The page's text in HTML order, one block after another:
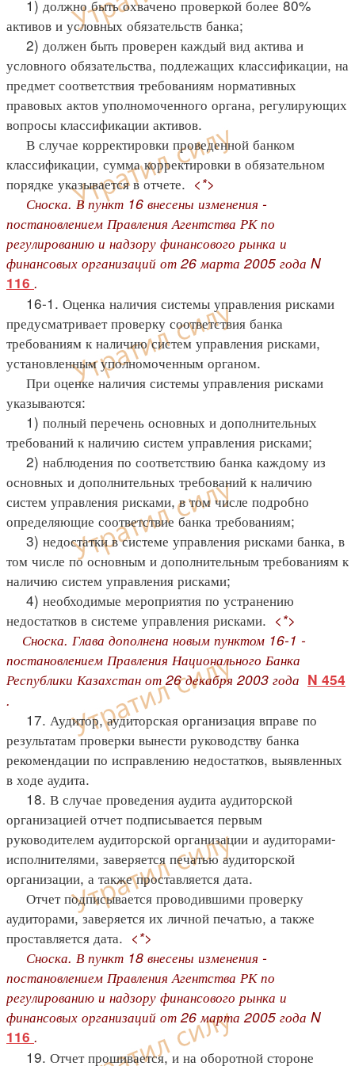
1) должно быть охвачено проверкой более 80%
активов и условных обязательств банка;
2) должен быть проверен каждый вид актива и
условного обязательства, подлежащих классификации, на
предмет соответствия требованиям нормативных
правовых актов уполномоченного органа, регулирующих
вопросы классификации активов.
В случае корректировки проведенной банком
классификации, сумма корректировки в обязательном
порядке указывается в отчете. <*>
Сноска. В пункт 16 внесены изменения -
постановлением Правления Агентства РК по
регулированию и надзору финансового рынка и
финансовых организаций от 26 марта 2005 года N
116 .
16-1. Оценка наличия системы управления рисками
предусматривает проверку соответствия банка
требованиям к наличию систем управления рисками,
установленным уполномоченным органом.
При оценке наличия системы управления рисками
указываются:
1) полный перечень основных и дополнительных
требований к наличию систем управления рисками;
2) наблюдения по соответствию банка каждому из
основных и дополнительных требований к наличию
систем управления рисками, в том числе подробно
определяющие соответствие банка требованиям;
3) недостатки в системе управления рисками банка, в
том числе по основным и дополнительным требованиям к
наличию систем управления рисками;
4) необходимые мероприятия по устранению
недостатков в системе управления рисками. <*>
Сноска. Глава дополнена новым пунктом 16-1 -
постановлением Правления Национального Банка
Республики Казахстан от 26 декабря 2003 года N 454
.
17. Аудитор, аудиторская организация вправе по
результатам проверки вынести руководству банка
рекомендации по исправлению недостатков, выявленных
в ходе аудита.
18. В случае проведения аудита аудиторской
организацией отчет подписывается первым
руководителем аудиторской организации и аудиторами-
исполнителями, заверяется печатью аудиторской
организации, а также проставляется дата.
Отчет подписывается проводившими проверку
аудиторами, заверяется их личной печатью, а также
проставляется дата. <*>
Сноска. В пункт 18 внесены изменения -
постановлением Правления Агентства РК по
регулированию и надзору финансового рынка и
финансовых организаций от 26 марта 2005 года N
116 .
19. Отчет прошивается, и на оборотной стороне